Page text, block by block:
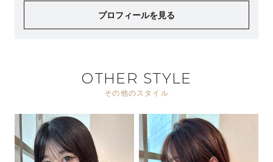
プロフィールを見る
OTHER STYLE
その他のスタイル